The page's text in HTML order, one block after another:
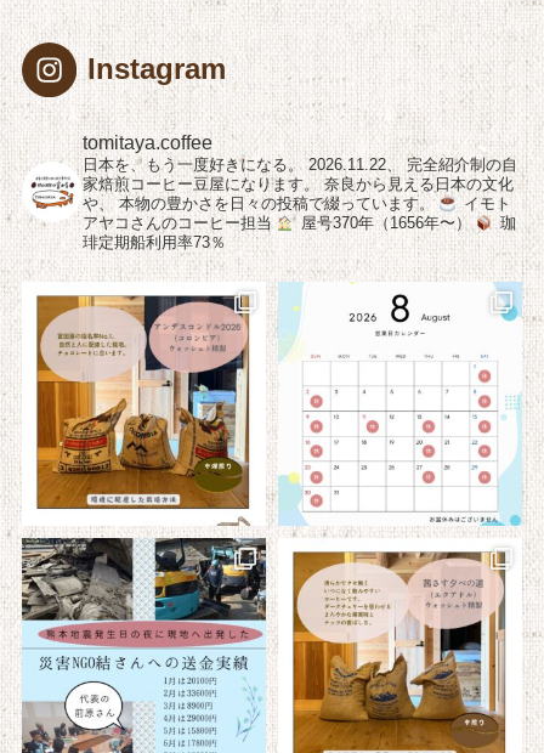
Instagram
tomitaya.coffee
日本を、もう一度好きになる。 2026.11.22、 完全紹介制の自
家焙煎コーヒー豆屋になります。 奈良から見える日本の文化
や、 本物の豊かさを日々の投稿で綴っています。
イモト
アヤコさんのコーヒー担当
屋号370年（1656年〜）
珈
琲定期船利用率73％